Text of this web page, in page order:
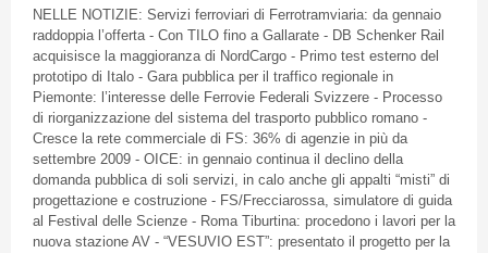
NELLE NOTIZIE: Servizi ferroviari di Ferrotramviaria: da gennaio
raddoppia l’offerta - Con TILO fino a Gallarate - DB Schenker Rail
acquisisce la maggioranza di NordCargo - Primo test esterno del
prototipo di Italo - Gara pubblica per il traffico regionale in
Piemonte: l’interesse delle Ferrovie Federali Svizzere - Processo
di riorganizzazione del sistema del trasporto pubblico romano -
Cresce la rete commerciale di FS: 36% di agenzie in più da
settembre 2009 - OICE: in gennaio continua il declino della
domanda pubblica di soli servizi, in calo anche gli appalti “misti” di
progettazione e costruzione - FS/Frecciarossa, simulatore di guida
al Festival delle Scienze - Roma Tiburtina: procedono i lavori per la
nuova stazione AV - “VESUVIO EST”: presentato il progetto per la